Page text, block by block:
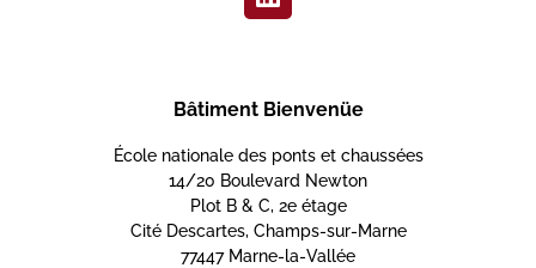
Bâtiment Bienvenüe
École nationale des ponts et chaussées
14/20 Boulevard Newton
Plot B & C, 2e étage
Cité Descartes, Champs-sur-Marne
77447 Marne-la-Vallée